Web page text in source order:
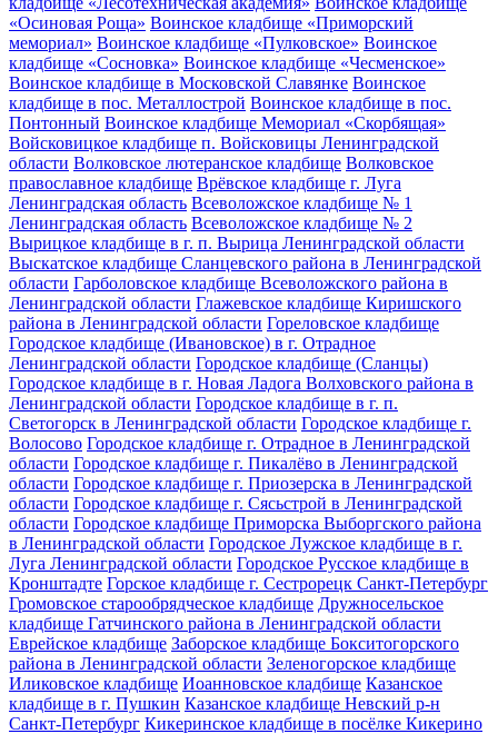
«Осиновая Роща» Воинское кладбище «Приморский
мемориал» Воинское кладбище «Пулковское» Воинское
кладбище «Сосновка» Воинское кладбище «Чесменское»
Воинское кладбище в Московской Славянке Воинское
кладбище в пос. Металлострой Воинское кладбище в пос.
Понтонный Воинское кладбище Мемориал «Скорбящая»
Войсковицкое кладбище п. Войсковицы Ленинградской
области Волковское лютеранское кладбище Волковское
православное кладбище Врёвское кладбище г. Луга
Ленинградская область Всеволожское кладбище № 1
Ленинградская область Всеволожское кладбище № 2
Вырицкое кладбище в г. п. Вырица Ленинградской области
Выскатское кладбище Сланцевского района в Ленинградской
области Гарболовское кладбище Всеволожского района в
Ленинградской области Глажевское кладбище Киришского
района в Ленинградской области Гореловское кладбище
Городское кладбище (Ивановское) в г. Отрадное
Ленинградской области Городское кладбище (Сланцы)
Городское кладбище в г. Новая Ладога Волховского района в
Ленинградской области Городское кладбище в г. п.
Светогорск в Ленинградской области Городское кладбище г.
Волосово Городское кладбище г. Отрадное в Ленинградской
области Городское кладбище г. Пикалёво в Ленинградской
области Городское кладбище г. Приозерска в Ленинградской
области Городское кладбище г. Сясьстрой в Ленинградской
области Городское кладбище Приморска Выборгского района
в Ленинградской области Городское Лужское кладбище в г.
Луга Ленинградской области Городское Русское кладбище в
Кронштадте Горское кладбище г. Сестрорецк Санкт-Петербург
Громовское старообрядческое кладбище Дружносельское
кладбище Гатчинского района в Ленинградской области
Еврейское кладбище Заборское кладбище Бокситогорского
района в Ленинградской области Зеленогорское кладбище
Иликовское кладбище Иоанновское кладбище Казанское
кладбище в г. Пушкин Казанское кладбище Невский р-н
Санкт-Петербург Кикеринское кладбище в посёлке Кикерино